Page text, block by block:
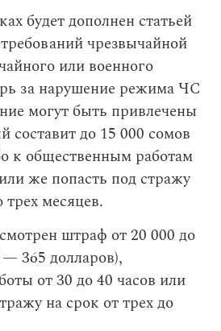
будет дополнен статьей
чрезвычайной
или военного
за нарушение режима ЧС
могут быть привлечены
составит до 15 000 сомов
к общественным работам
же попасть под стражу
трех месяцев.
штраф от 20 000 до
365 долларов),
от 30 до 40 часов или
на срок от трех до